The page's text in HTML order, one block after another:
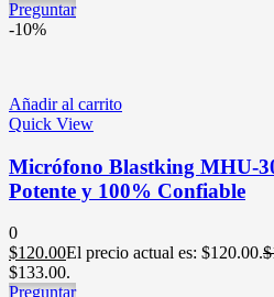
Preguntar
-10%
Añadir al carrito
Quick View
Micrófono Blastking MHU-
Potente y 100% Confiable
0
$120.00El precio actual es: $120.00.$
$133.00.
Preguntar